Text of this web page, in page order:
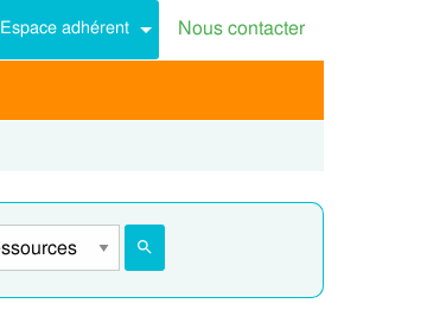
Espace adhérent Nous contacter